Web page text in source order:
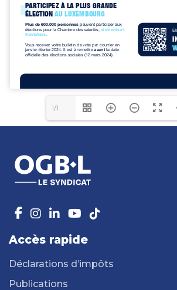
1/1
Accès rapide
Déclarations d’impôts
Publications